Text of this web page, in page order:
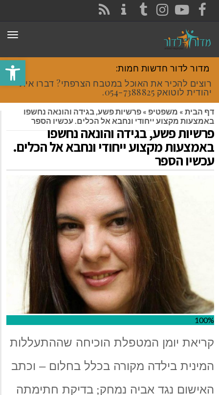
פתח
FACEBOOK
YOUTUBE
INSTAGRAM
TUMBLR
מדור לדור חדשות חמות:
רוצים להכיר את האוכל במטבח הצרפתי? דברו איתי
יהודית לוטואק 054-7388825.
דף הבית » משפטיפ » פרשיות פשע, בגידה והונאה נחשפו
באמצעות מקצוע ייחודי ונחבא אל הכלים. עכשיו הספר
פרשיות פשע, בגידה והונאה נחשפו
באמצעות מקצוע ייחודי ונחבא אל הכלים.
עכשיו הספר
100%
קריאת יומן המטפלת הוכיחה שההתעללות
המינית בילדה מקורה בכלל בחלום– וכתב
האישום נגד אביה נמחק; בדיקת חתימתה